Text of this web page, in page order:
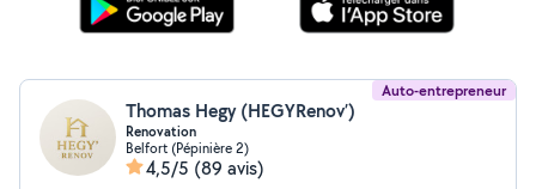
Auto-entrepreneur
Thomas Hegy (HEGYRenov’)
Renovation
Belfort (Pépinière 2)
4,5/5 (89 avis)